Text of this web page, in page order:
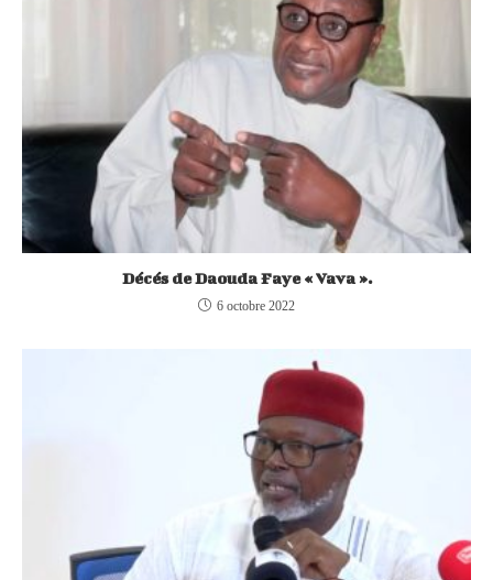
Décés de Daouda Faye « Vava ».
6 octobre 2022